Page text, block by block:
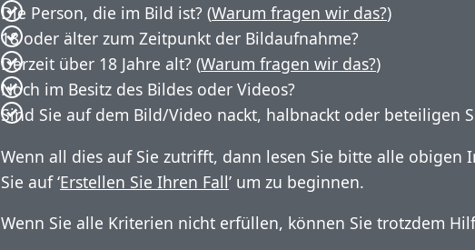
Die Person, die im Bild ist? (Warum fragen wir das?)
18 oder älter zum Zeitpunkt der Bildaufnahme?
Derzeit über 18 Jahre alt? (Warum fragen wir das?)
Noch im Besitz des Bildes oder Videos?
Sind Sie auf dem Bild/Video nackt, halbnackt oder beteiligen
Wenn all dies auf Sie zutrifft, dann lesen Sie bitte alle
Sie auf ‘Erstellen Sie Ihren Fall’ um zu beginnen.
Wenn Sie alle Kriterien nicht erfüllen, können Sie trotzdem